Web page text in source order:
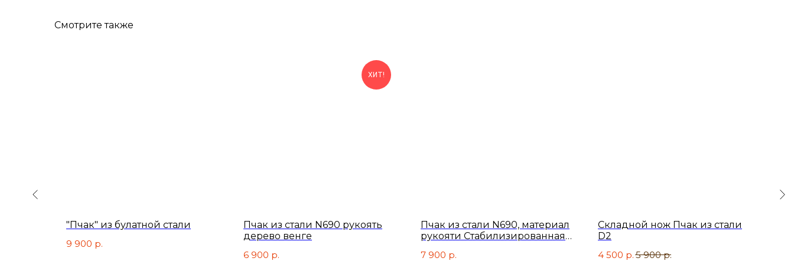
Смотрите также
"Пчак" из булатной стали
9 900 р.
ХИТ!
Пчак из стали N690 рукоять
дерево венге
6 900 р.
Пчак из стали N690, материал
рукояти Стабилизированная
7 900 р.
Складной нож Пчак из стали
D2
4 500 р. 5 900 р.